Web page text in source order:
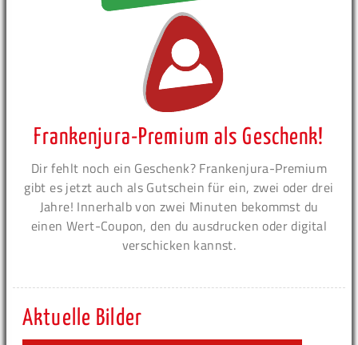
Frankenjura-Premium als Geschenk!
Dir fehlt noch ein Geschenk? Frankenjura-Premium
gibt es jetzt auch als Gutschein für ein, zwei oder drei
Jahre! Innerhalb von zwei Minuten bekommst du
einen Wert-Coupon, den du ausdrucken oder digital
verschicken kannst.
Aktuelle Bilder